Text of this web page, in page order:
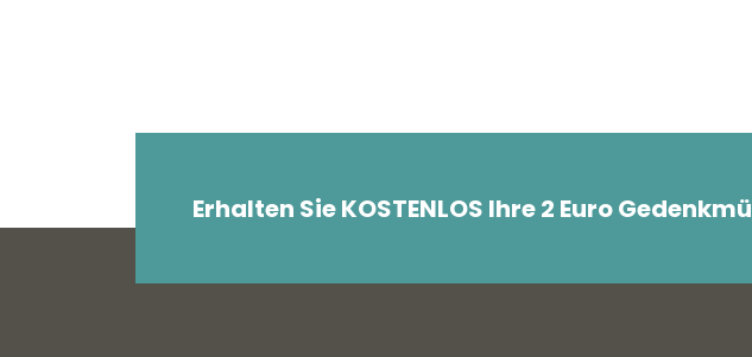
Erhalten Sie KOSTENLOS Ihre 2 Euro